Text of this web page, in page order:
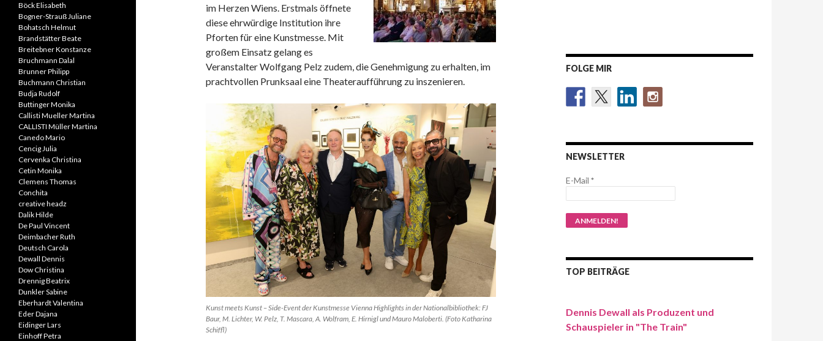
im Herzen Wiens. Erstmals öffnete
diese ehrwürdige Institution ihre
Pfortenfür eine Kunstmesse. Mit
großem Einsatz gelang es
Veranstalter Wolfgang Pelz zudem, die Genehmigung zu erhalten, im
prachtvollen Prunksaal eine Theateraufführung zu inszenieren.
Kunst meets Kunst – Side-Event der Kunstmesse Vienna Highlights in der Nationalbibliothek: FJ
Baur, M. Lichter, W. Pelz, T. Mascara, A. Wolfram, E. Hirnigl und Mauro Maloberti. (Foto Katharina
Schiffl)
FOLGE MIR
NEWSLETTER
E-Mail *
TOP BEITRÄGE
Dennis Dewall als Produzent und
Schauspieler in "The Train"
Böck Elisabeth
Bogner-Strauß Juliane
Bohatsch Helmut
Brandstätter Beate
Breitebner Konstanze
Bruchmann Dalal
Brunner Philipp
Buchmann Christian
Budja Rudolf
Buttinger Monika
Callisti Mueller Martina
CALLISTI Müller Martina
Canedo Mario
Cencig Julia
Cervenka Christina
Cetin Monika
Clemens Thomas
Conchita
creative headz
Dalik Hilde
De Paul Vincent
Deimbacher Ruth
Deutsch Carola
Dewall Dennis
Dow Christina
Drennig Beatrix
Dunkler Sabine
Eberhardt Valentina
Eder Dajana
Eidinger Lars
Einhoff Petra